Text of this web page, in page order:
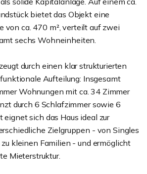
bietet das Objekt eine
von ca. 470 m², verteilt auf zwei
sechs Wohneinheiten.
durch einen klar strukturierten
Aufteilung: Insgesamt
Wohnungen mit ca. 34 Zimmer
durch 6 Schlafzimmer sowie 6
eignet sich das Haus ideal zur
Zielgruppen - von Singles
kleinen Familien - und ermöglicht
Mieterstruktur.